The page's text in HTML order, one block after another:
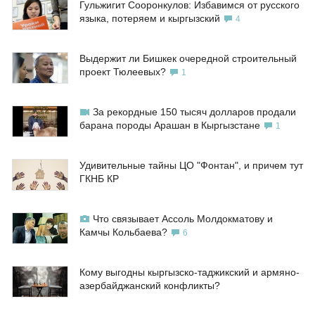
Гульжигит Сооронкулов: Избавимся от русского
языка, потеряем и кыргызский
4
Выдержит ли Бишкек очередной строительный
проект Тюлеевых?
1
За рекордные 150 тысяч долларов продали
барана породы Арашан в Кыргызстане
1
Удивительные тайны ЦО "Фонтан", и причем тут
ГКНБ КР
Что связывает Ассоль Молдокматову и
Камчы Кольбаева?
6
Кому выгодны кыргызско-таджикский и армяно-
азербайджанский конфликты?